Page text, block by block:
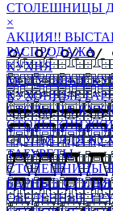
СТОЛЕШНИЦЫ
×
АКЦИЯ!!
РАСПРОДАЖА
КУХНЯ
МОДУЛЬНЫЕ
КУХОННЫЕ
СТОЛЫ НА
СТОЛЫ КНИЖКИ
СТУЛЬЯ ДЛЯ
ТАБУРЕТЫ
СТОЛЕШНИЦЫ
БАРНЫЕ СТУЛЬЯ
ОБЕДЕННЫЕ